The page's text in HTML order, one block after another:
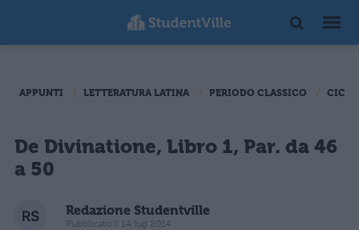
APPUNTI LETTERATURA LATINA PERIODO CLASSICO
De Divinatione, Libro 1, Par. da 46
a 50
Redazione Studentville
Pubblicato il 14 lug 2014